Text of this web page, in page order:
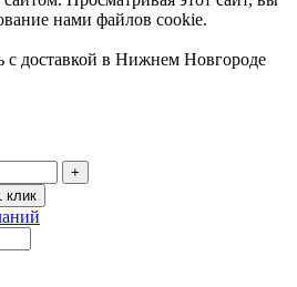
нами файлов cookie.
клик